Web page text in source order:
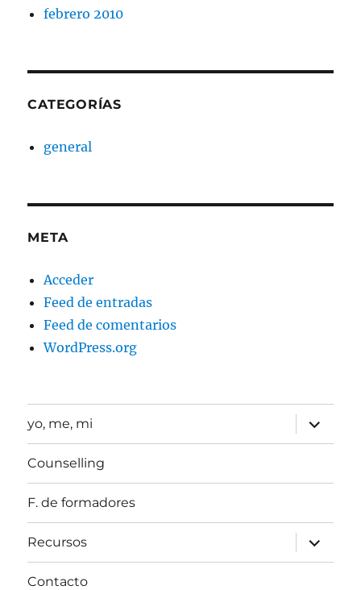
febrero 2010
CATEGORÍAS
general
META
Acceder
Feed de entradas
Feed de comentarios
WordPress.org
yo, me, mi
expande
el
menú
Counselling
F. de formadores
Recursos
expande
el
menú
Contacto